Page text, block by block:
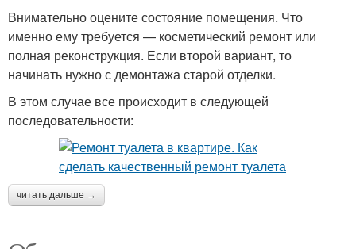
Внимательно оцените состояние помещения. Что
именно ему требуется — косметический ремонт или
полная реконструкция. Если второй вариант, то
начинать нужно с демонтажа старой отделки.
В этом случае все происходит в следующей
последовательности:
читать дальше →